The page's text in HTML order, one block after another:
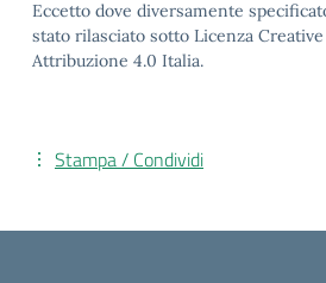
Eccetto dove diversamente
stato rilasciato sotto Licenza
Attribuzione 4.0 Italia.
Stampa / Condividi